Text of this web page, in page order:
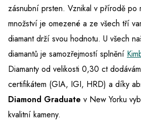
zásnubní prsten. Vznikal v přírodě po
množství je omezené a ze všech tří
diamant drží svou hodnotu. U všech
diamantů je samozřejmostí splnění
Diamanty od velikosti 0,30 ct
certifikátem (GIA, IGI, HRD) a díky
Diamond Graduate v New Yorku
kvalitní kameny.